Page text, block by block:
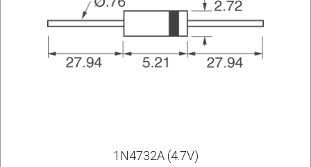
1N4732A (4.7V)